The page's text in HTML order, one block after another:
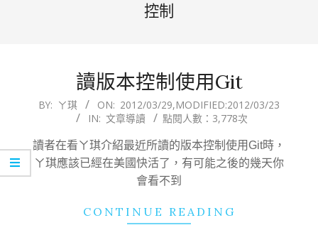
控制
讀版本控制使用Git
2012-
29
BY: ㄚ琪 ON: 2012/03/29,MODIFIED:2012/03/23
IN: 文章導讀 點閱人數：3,778次
讀者在看ㄚ琪介紹最近所讀的版本控制使用Git時，
ㄚ琪應該已經在美國快活了，有可能之後的幾天你
會看不到
CONTINUE READING